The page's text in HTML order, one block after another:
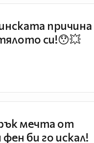
причина
си!😯💥
мечта от
би го искал!